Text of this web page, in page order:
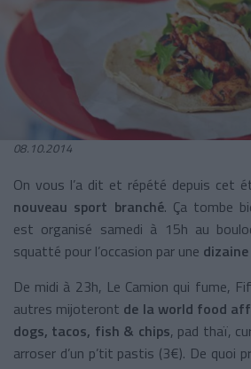
08.10.2014
On vous l’a dit et répété depuis cet
nouveau sport branché. Ça tombe
est organisé samedi à 15h au
squatté pour l’occasion par une
De midi à 23h, Le Camion qui fume,
autres mijoteront de la world food
dogs, tacos, fish & chips, pad thaï,
arroser d’un p’tit pastis (3€). De quoi